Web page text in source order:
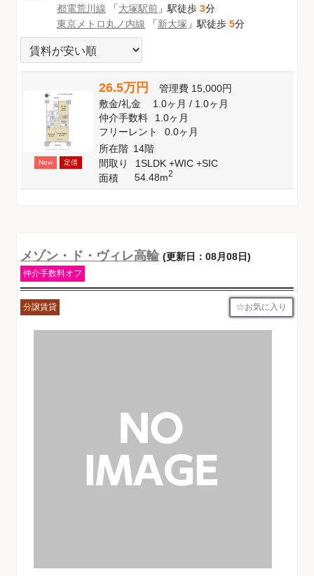
都電荒川線 「大塚駅前 」駅徒歩 3分
東京メトロ丸ノ内線 「新大塚 」駅徒歩 5分
New 定借
26.5万円 管理費 15,000円
敷金/礼金 1.0ヶ月/ 1.0ヶ月
仲介手数料
1.0ヶ月
フリーレント
0.0ヶ月
所在階 14階
間取り
1SLDK +WIC +SIC
面積
54.48m2
メゾン・ド・ヴィレ高輪 (更新日：08月08日)
仲介手数料オフ
分譲賃貸 お気に入り